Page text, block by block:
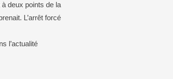
deux points de la
L’arrêt forcé
l’actualité